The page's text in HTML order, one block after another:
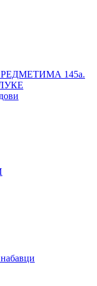
145а.